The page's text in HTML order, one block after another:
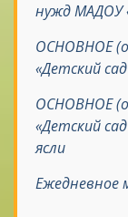
нужд МАДОУ
ОСНОВНОЕ
«Детский
ОСНОВНОЕ
«Детский
ясли
Ежедневное